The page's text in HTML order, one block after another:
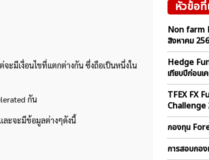
ต่จะมีเงื่อนไขที่แตกต่างกัน ซึ่งถือเป็นหนึ่งใน
กัน
ละจะมีข้อมูลต่างๆดังนี้
หัวข้อ
Non farm
สิงหาคม
Hedge
เทียบปีก่อน
TFEX FX
Challenge
กองทุน
การสอบกอ